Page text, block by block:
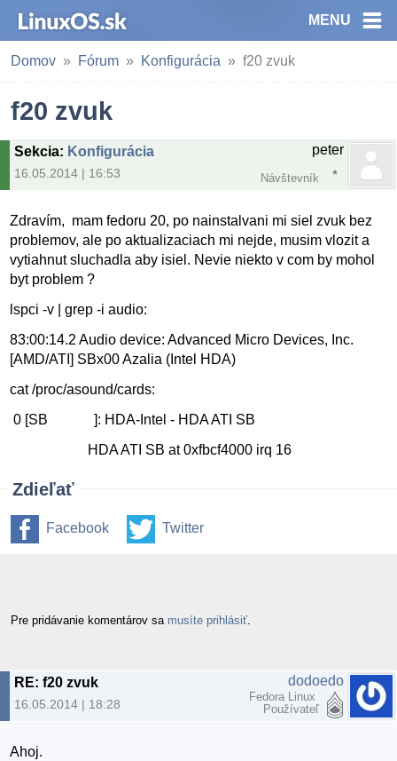
MENU
Domov Fórum Konfigurácia f20 zvuk
f20 zvuk
Sekcia: Konfigurácia
16.05.2014 | 16:53
peter
Návštevník
Zdravím, mam fedoru 20, po nainstalvani mi siel zvuk bez
problemov, ale po aktualizaciach mi nejde, musim vlozit a
vytiahnut sluchadla aby isiel. Nevie niekto v com by mohol
byt problem ?
lspci -v | grep -i audio:
83:00:14.2 Audio device: Advanced Micro Devices, Inc.
[AMD/ATI] SBx00 Azalia (Intel HDA)
cat /proc/asound/cards:
0 [SB ]: HDA-Intel - HDA ATI SB
HDA ATI SB at 0xfbcf4000 irq 16
Zdieľať
Facebook Twitter
Pre pridávanie komentárov sa musíte prihlásiť
RE: f20 zvuk
16.05.2014 | 18:28
dodoedo
Fedora Linux
Používateľ
Ahoj.